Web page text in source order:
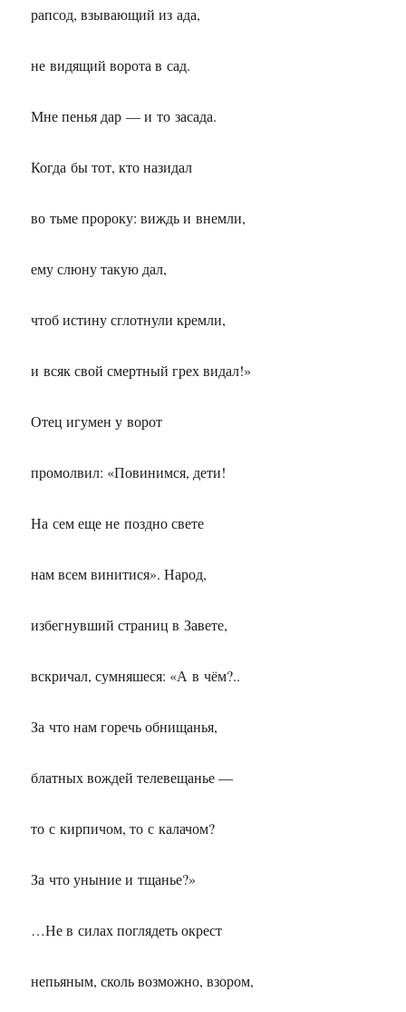
рапсод, взывающий из ада,
не видящий ворота в сад.
Мне пенья дар — и то засада.
Когда бы тот, кто назидал
во тьме пророку: виждь и внемли,
ему слюну такую дал,
чтоб истину сглотнули кремли,
и всяк свой смертный грех видал!»
Отец игумен у ворот
промолвил: «Повинимся, дети!
На сем еще не поздно свете
нам всем винитися». Народ,
избегнувший страниц в Завете,
вскричал, сумняшеся: «А в чём?..
За что нам горечь обнищанья,
блатных вождей телевещанье —
то с кирпичом, то с калачом?
За что уныние и тщанье?»
…Не в силах поглядеть окрест
непьяным, сколь возможно, взором,